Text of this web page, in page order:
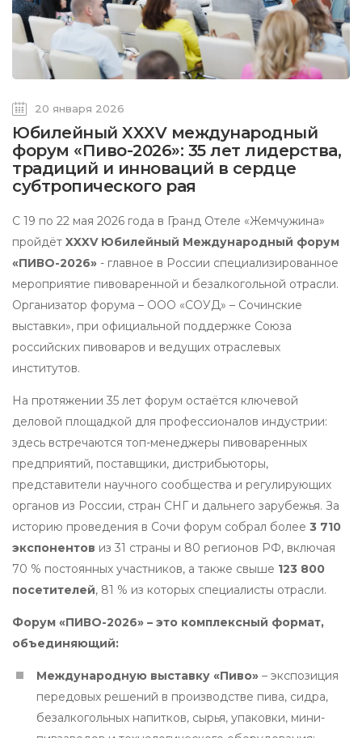
20 января 2026
Юбилейный XXXV международный
форум «Пиво-2026»: 35 лет лидерства,
традиций и инноваций в сердце
субтропического рая
С 19 по 22 мая 2026 года в Гранд Отеле «Жемчужина»
пройдёт XXXV Юбилейный Международный форум
«ПИВО-2026» - главное в России специализированное
мероприятие пивоваренной и безалкогольной отрасли.
Организатор форума – ООО «СОУД» – Сочинские
выставки», при официальной поддержке Союза
российских пивоваров и ведущих отраслевых
институтов.
На протяжении 35 лет форум остаётся ключевой
деловой площадкой для профессионалов индустрии:
здесь встречаются топ-менеджеры пивоваренных
предприятий, поставщики, дистрибьюторы,
представители научного сообщества и регулирующих
органов из России, стран СНГ и дальнего зарубежья. За
историю проведения в Сочи форум собрал более 3 710
экспонентов из 31 страны и 80 регионов РФ, включая
70 % постоянных участников, а также свыше 123 800
посетителей, 81 % из которых специалисты отрасли.
Форум «ПИВО-2026» – это комплексный формат,
объединяющий:
Международную выставку «Пиво» – экспозиция
передовых решений в производстве пива, сидра,
безалкогольных напитков, сырья, упаковки, мини-